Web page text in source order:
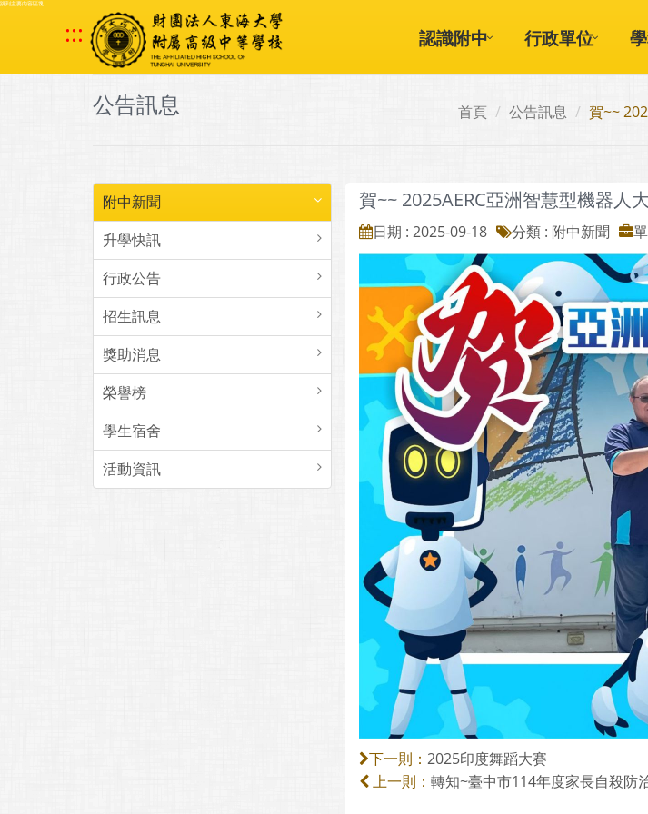
跳到主要內容區塊
::: 認識附中 行政單位
公告訊息 首頁 公告訊息 賀~~
附中新聞
升學快訊
行政公告
招生訊息
獎助消息
榮譽榜
學生宿舍
活動資訊
賀~~ 2025AERC亞洲智慧型機器人
日期 : 2025-09-18 分類 : 附中新聞
下一則： 2025印度舞蹈大賽
上一則： 轉知~臺中市114年度家長自殺防